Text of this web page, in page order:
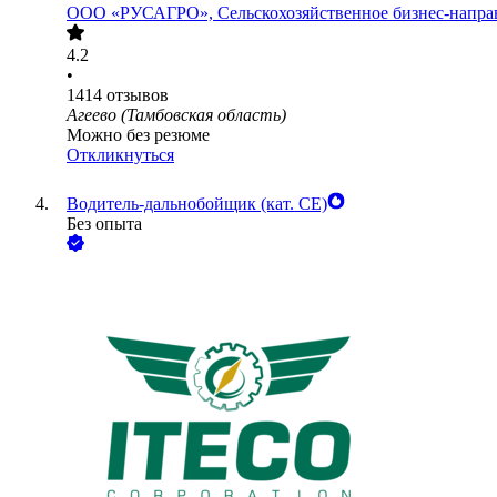
ООО «РУСАГРО», Сельскохозяйственное бизнес-
4.2
•
1414 отзывов
Агеево (Тамбовская область)
Можно без резюме
Откликнуться
Водитель-дальнобойщик (кат. CE)
Без опыта